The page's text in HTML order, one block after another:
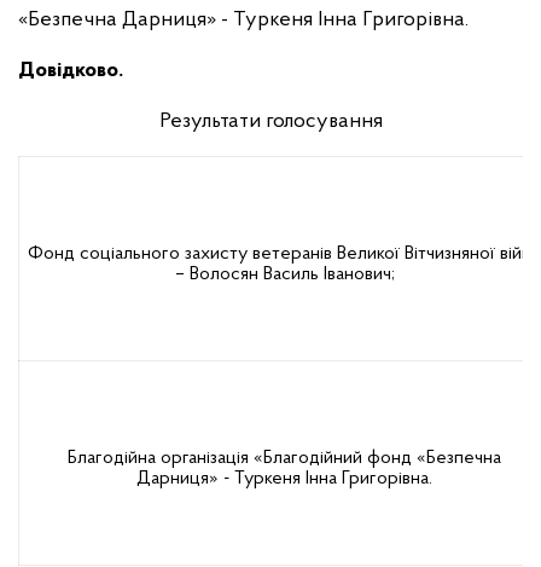
«Безпечна Дарниця» - Туркеня Інна Григорівна.
Довідково.
Результати голосування
Фонд соціального захисту ветеранів Великої Вітчизняної війни
– Волосян Василь Іванович;
Благодійна організація «Благодійний фонд «Безпечна
Дарниця» - Туркеня Інна Григорівна.